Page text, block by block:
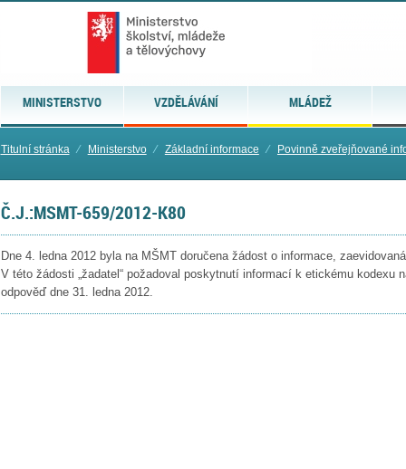
MINISTERSTVO VZDĚLÁVÁNÍ MLÁDEŽ
Titulní stránka ⁄ Ministerstvo ⁄ Základní informace ⁄ Povinně zveřejňované
Č.J.:MSMT-659/2012-K80
Dne 4. ledna 2012 byla na MŠMT doručena žádost o informace,
V této žádosti „žadatel“ požadoval poskytnutí informací k etickému kodexu
odpověď dne 31. ledna 2012.